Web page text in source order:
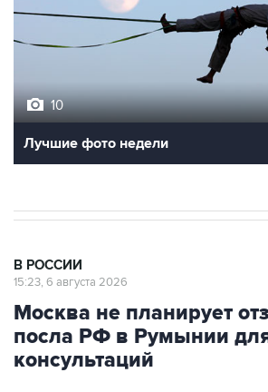
Лучшие фото недели
Москва не планирует
посла РФ в Румынии для
консультаций
Москва. 6 августа.